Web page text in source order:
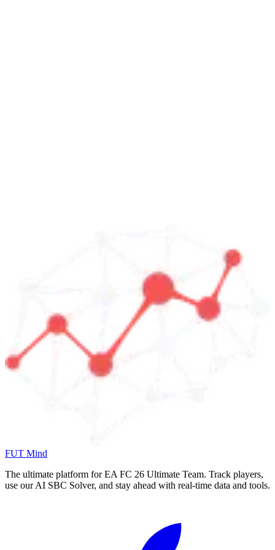
FUT Mind
The ultimate platform for EA FC 26 Ultimate Team. Track players,
use our AI SBC Solver, and stay ahead with real-time data and tools.